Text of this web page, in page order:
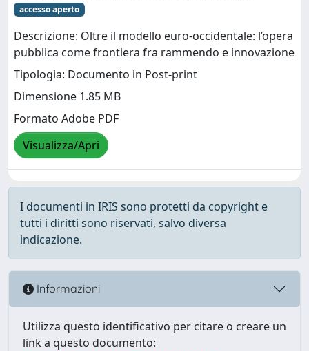
accesso aperto
Descrizione: Oltre il modello euro-occidentale: l’opera
pubblica come frontiera fra rammendo e innovazione
Tipologia: Documento in Post-print
Dimensione 1.85 MB
Formato Adobe PDF
Visualizza/Apri
I documenti in IRIS sono protetti da copyright e
tutti i diritti sono riservati, salvo diversa
indicazione.
Informazioni
Utilizza questo identificativo per citare o creare un
link a questo documento: